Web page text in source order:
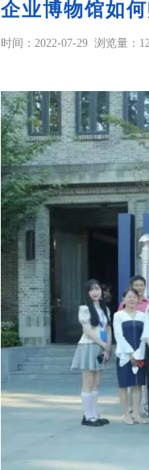
企业博物馆如
时间：2022-07-29 浏览量：